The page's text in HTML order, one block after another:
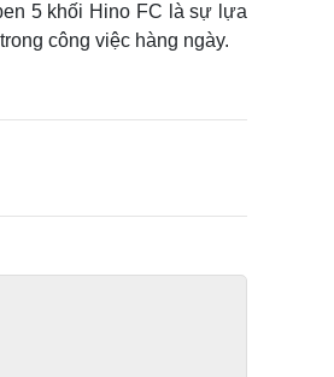
5 khối Hino FC là sự lựa
công việc hàng ngày.